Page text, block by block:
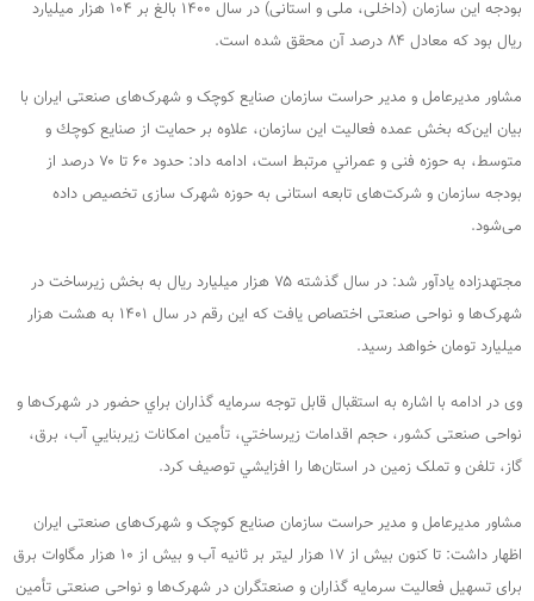
بودجه اين سازمان (داخلی، ملی و استانی) در سال ۱۴۰۰ بالغ بر ۱۰۴ هزار میلیارد
ریال بود که معادل ۸۴ درصد آن محقق شده است.
مشاور مدیرعامل و مدیر حراست سازمان صنایع کوچک و شهرک‌های صنعتی ایران با
بیان این‌که بخش عمده فعاليت اين سازمان، علاوه بر حمايت از صنايع كوچك و
متوسط، به حوزه فنی و عمراني مرتبط است، ادامه داد: حدود ۶۰ تا ۷۰ درصد از
بودجه سازمان و شرکت‌های تابعه استانی به حوزه شهرک سازی تخصیص داده
می‌شود.
مجتهدزاده یادآور شد: در سال گذشته ۷۵ هزار میلیارد ریال به بخش زیرساخت در
شهرک‌ها و نواحی صنعتی اختصاص یافت که این رقم در سال ۱۴۰۱ به هشت هزار
میلیارد تومان خواهد رسید.
وی در ادامه با اشاره به استقبال قابل توجه سرمایه گذاران براي حضور در شهرک‌ها و
نواحی صنعتی كشور، حجم اقدامات زيرساختي، تأمین امكانات زيربنايي آب، برق،
گاز، تلفن و تملک زمین در استان‌ها را افزايشي توصيف كرد.
مشاور مدیرعامل و مدیر حراست سازمان صنایع کوچک و شهرک‌های صنعتی ایران
اظهار داشت: تا کنون بیش از ۱۷ هزار لیتر بر ثانیه آب و بیش از ۱۰ هزار مگاوات برق
برای تسهیل فعالیت سرمایه‌ گذاران و صنعتگران در شهرک‌ها و نواحی صنعتی تأمین